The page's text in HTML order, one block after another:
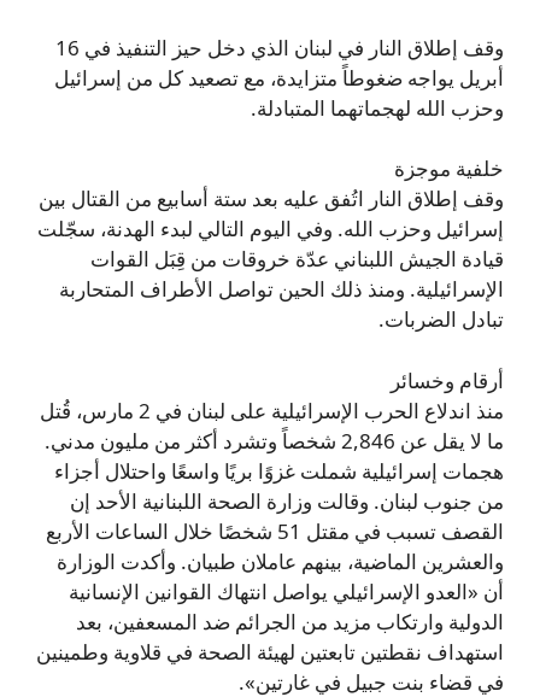
وقف إطلاق النار في لبنان الذي دخل حيز التنفيذ في 16
أبريل يواجه ضغوطاً متزايدة، مع تصعيد كل من إسرائيل
وحزب الله لهجماتهما المتبادلة.
خلفية موجزة
وقف إطلاق النار اتُفق عليه بعد ستة أسابيع من القتال بين
إسرائيل وحزب الله. وفي اليوم التالي لبدء الهدنة، سجّلت
قيادة الجيش اللبناني عدّة خروقات من قِبَل القوات
الإسرائيلية. ومنذ ذلك الحين تواصل الأطراف المتحاربة
تبادل الضربات.
أرقام وخسائر
منذ اندلاع الحرب الإسرائيلية على لبنان في 2 مارس، قُتل
ما لا يقل عن 2,846 شخصاً وتشرد أكثر من مليون مدني.
هجمات إسرائيلية شملت غزوًا بريًا واسعًا واحتلال أجزاء
من جنوب لبنان. وقالت وزارة الصحة اللبنانية الأحد إن
القصف تسبب في مقتل 51 شخصًا خلال الساعات الأربع
والعشرين الماضية، بينهم عاملان طبيان. وأكدت الوزارة
أن «العدو الإسرائيلي يواصل انتهاك القوانين الإنسانية
الدولية وارتكاب مزيد من الجرائم ضد المسعفين، بعد
استهداف نقطتين تابعتين لهيئة الصحة في قلاوية وطمينين
في قضاء بنت جبيل في غارتين».